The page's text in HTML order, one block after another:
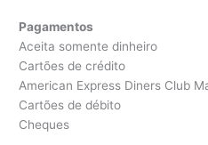
Pagamentos
Aceita somente dinheiro
Cartões de crédito
American Express Diners Club
Cartões de débito
Cheques